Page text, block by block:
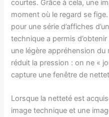
courtes. Grâce à cela, une
moment où le regard se
pour une série d’affiches
technique a permis
une légère appréhension du
réduit la pression : on ne «
capture une fenêtre de
Lorsque la netteté est
image technique et une